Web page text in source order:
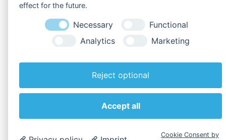
Zurück zur Übersicht
effect for the future.
Necessary
Functional
Analytics
Marketing
Reject optional
Accept all
Cookie Consent by